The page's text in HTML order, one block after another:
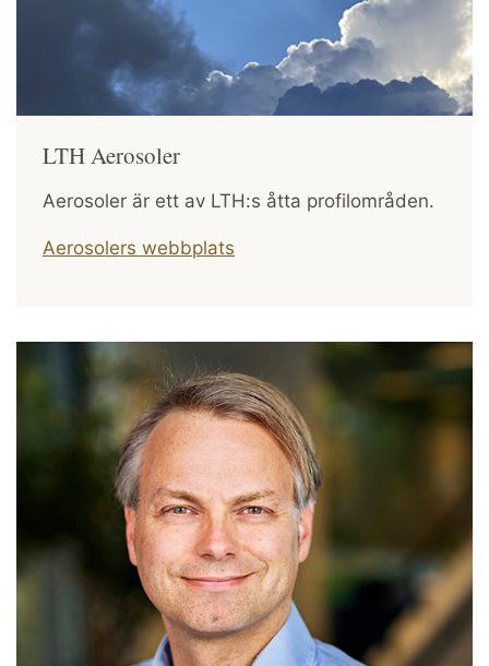
LTH Aerosoler
Aerosoler är ett av LTH:s åtta profilområden.
Aerosolers webbplats